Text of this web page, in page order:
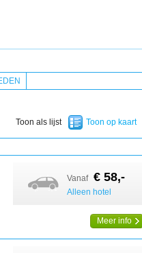
Vanaf € 58,-
Alleen hotel
Meer info
Toon op kaart
Toon als lijst